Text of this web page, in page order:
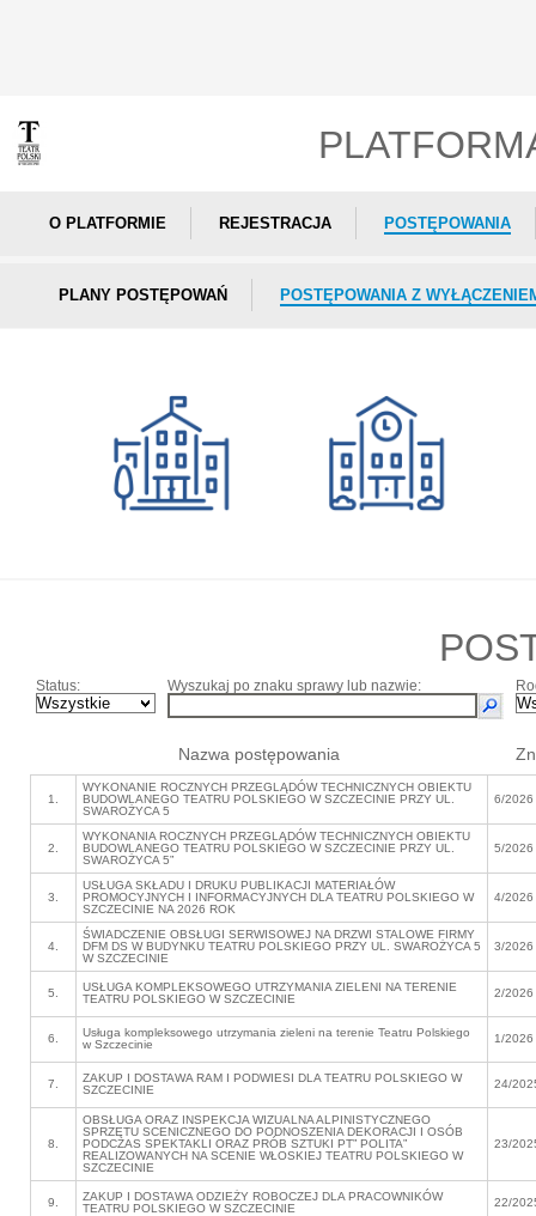
O PLATFORMIE REJESTRACJA POSTĘPOWANIA
PLANY POSTĘPOWAŃ POSTĘPOWANIA Z
Status: Wyszukaj po znaku sprawy lub nazwie:
Nazwa postępowania
1.
WYKONANIE ROCZNYCH PRZEGLĄDÓW TECHNICZNYCH OBIEKTU
BUDOWLANEGO TEATRU POLSKIEGO W SZCZECINIE PRZY UL.
SWAROŻYCA 5
6/2026
2.
WYKONANIA ROCZNYCH PRZEGLĄDÓW TECHNICZNYCH OBIEKTU
BUDOWLANEGO TEATRU POLSKIEGO W SZCZECINIE PRZY UL.
SWAROŻYCA 5”
5/2026
3.
USŁUGA SKŁADU I DRUKU PUBLIKACJI MATERIAŁÓW
PROMOCYJNYCH I INFORMACYJNYCH DLA TEATRU POLSKIEGO W
SZCZECINIE NA 2026 ROK
4/2026
4.
ŚWIADCZENIE OBSŁUGI SERWISOWEJ NA DRZWI STALOWE FIRMY
DFM DS W BUDYNKU TEATRU POLSKIEGO PRZY UL. SWAROŻYCA 5
W SZCZECINIE
3/2026
5.
USŁUGA KOMPLEKSOWEGO UTRZYMANIA ZIELENI NA TERENIE
TEATRU POLSKIEGO W SZCZECINIE
2/2026
6.
Usługa kompleksowego utrzymania zieleni na terenie Teatru Polskiego
w Szczecinie
1/2026
7.
ZAKUP I DOSTAWA RAM I PODWIESI DLA TEATRU POLSKIEGO W
SZCZECINIE
24/
8.
OBSŁUGA ORAZ INSPEKCJA WIZUALNA ALPINISTYCZNEGO
SPRZĘTU SCENICZNEGO DO PODNOSZENIA DEKORACJI I OSÓB
PODCZAS SPEKTAKLI ORAZ PRÓB SZTUKI PT” POLITA”
REALIZOWANYCH NA SCENIE WŁOSKIEJ TEATRU POLSKIEGO W
SZCZECINIE
23/
9.
ZAKUP I DOSTAWA ODZIEŻY ROBOCZEJ DLA PRACOWNIKÓW
TEATRU POLSKIEGO W SZCZECINIE
22/